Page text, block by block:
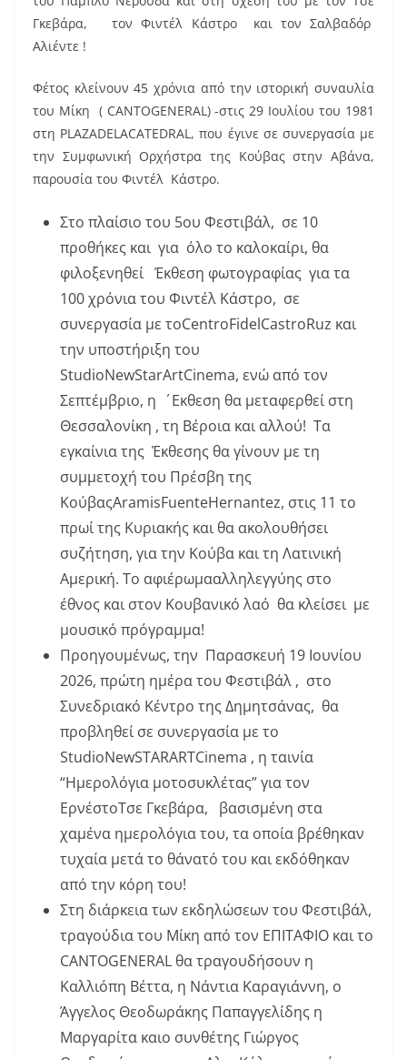
Γκεβάρα, τον Φιντέλ Κάστρο και τον Σαλβαδόρ
Αλιέντε !
Φέτος κλείνουν 45 χρόνια από την ιστορική συναυλία
του Μίκη ( CANTOGENERAL) -στις 29 Ιουλίου του 1981
στη PLAZADELACATEDRAL, που έγινε σε συνεργασία με
την Συμφωνική Ορχήστρα της Κούβας στην Αβάνα,
παρουσία του Φιντέλ Κάστρο.
Στο πλαίσιο του 5ου Φεστιβάλ, σε 10
προθήκες και για όλο το καλοκαίρι, θα
φιλοξενηθεί Έκθεση φωτογραφίας για τα
100 χρόνια του Φιντέλ Κάστρο, σε
συνεργασία με τοCentroFidelCastroRuz και
την υποστήριξη του
StudioNewStarArtCinema, ενώ από τον
Σεπτέμβριο, η ΄Εκθεση θα μεταφερθεί στη
Θεσσαλονίκη , τη Βέροια και αλλού! Τα
εγκαίνια της Έκθεσης θα γίνουν με τη
συμμετοχή του Πρέσβη της
ΚούβαςAramisFuenteHernantez, στις 11 το
πρωί της Κυριακής και θα ακολουθήσει
συζήτηση, για την Κούβα και τη Λατινική
Αμερική. Tο αφιέρωμααλληλεγγύης στο
έθνος και στον Κουβανικό λαό θα κλείσει με
μουσικό πρόγραμμα!
Προηγουμένως, την Παρασκευή 19 Ιουνίου
2026, πρώτη ημέρα του Φεστιβάλ , στο
Συνεδριακό Κέντρο της Δημητσάνας, θα
προβληθεί σε συνεργασία με το
StudioNewSTARARTCinema , η ταινία
“Ημερολόγια μοτοσυκλέτας” για τον
EρνέστοΤσε Γκεβάρα, βασισμένη στα
χαμένα ημερολόγια του, τα οποία βρέθηκαν
τυχαία μετά το θάνατό του και εκδόθηκαν
από την κόρη του!
Στη διάρκεια των εκδηλώσεων του Φεστιβάλ,
τραγούδια του Μίκη από τον ΕΠΙΤΑΦΙΟ και το
CANTOGENERAL θα τραγουδήσουν η
Καλλιόπη Βέττα, η Νάντια Καραγιάννη, ο
Άγγελος Θεοδωράκης Παπαγγελίδης η
Μαργαρίτα καιο συνθέτης Γιώργος